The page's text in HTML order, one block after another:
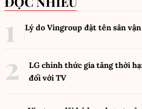
Lý do Vingroup đặt tên sân
LG chính thức gia tăng thời
đối với TV